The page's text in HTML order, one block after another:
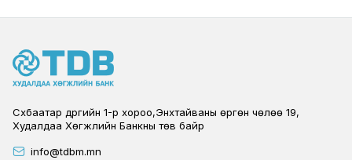
Сүхбаатар дүүргийн 1-р хороо,Энхтайваны өргөн чөлөө 19,
Худалдаа Хөгжлийн Банкны төв байр
info@tdbm.mn